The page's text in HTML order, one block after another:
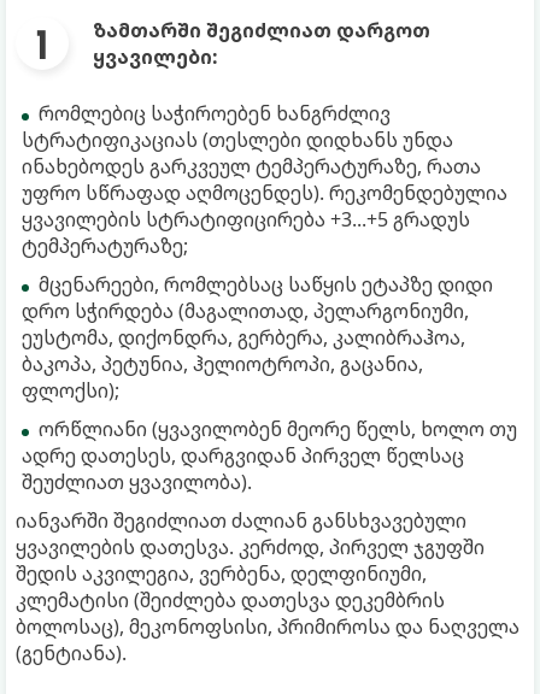
ზამთარში შეგიძლიათ დარგოთ
ყვავილები:
რომლებიც საჭიროებენ ხანგრძლივ
სტრატიფიკაციას (თესლები დიდხანს უნდა
ინახებოდეს გარკვეულ ტემპერატურაზე, რათა
უფრო სწრაფად აღმოცენდეს). რეკომენდებულია
ყვავილების სტრატიფიცირება +3...+5 გრადუს
ტემპერატურაზე;
მცენარეები, რომლებსაც საწყის ეტაპზე დიდი
დრო სჭირდება (მაგალითად, პელარგონიუმი,
ეუსტომა, დიქონდრა, გერბერა, კალიბრაჰოა,
ბაკოპა, პეტუნია, ჰელიოტროპი, გაცანია,
ფლოქსი);
ორწლიანი (ყვავილობენ მეორე წელს, ხოლო თუ
ადრე დათესეს, დარგვიდან პირველ წელსაც
შეუძლიათ ყვავილობა).
იანვარში შეგიძლიათ ძალიან განსხვავებული
ყვავილების დათესვა. კერძოდ, პირველ ჯგუფში
შედის აკვილეგია, ვერბენა, დელფინიუმი,
კლემატისი (შეიძლება დათესვა დეკემბრის
ბოლოსაც), მეკონოფსისი, პრიმიროსა და ნაღველა
(გენტიანა).